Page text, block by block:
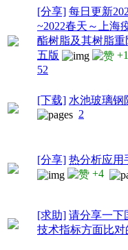
[分享] 每日更新
~2022春天～上海
酯树脂及其树脂
五版
52
[下载] 水池玻璃钢
2
[分享] 热分析应用
+4
[求助] 请分享一下
技术指标方面比对